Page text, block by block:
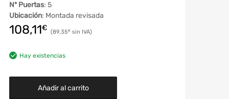
Nº Puertas: 5
Ubicación: Montada revisada
108,11€ 89,35€
Hay existencias
Añadir al carrito